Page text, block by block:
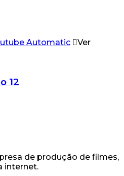
Ver
12
de produção de filmes,
internet.